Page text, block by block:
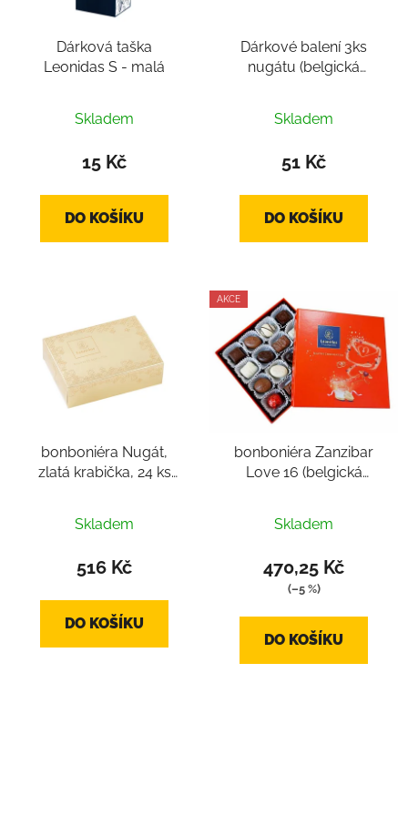
Dárková taška
Leonidas S - malá
Skladem
15 Kč
DO KOŠÍKU
Dárkové balení 3ks
nugátu (belgická
Skladem
51 Kč
DO KOŠÍKU
bonboniéra Nugát,
zlatá krabička, 24 ks
Skladem
516 Kč
DO KOŠÍKU
AKCE
bonboniéra Zanzibar
Love 16 (belgická
Skladem
470,25 Kč
(–5 %)
DO KOŠÍKU